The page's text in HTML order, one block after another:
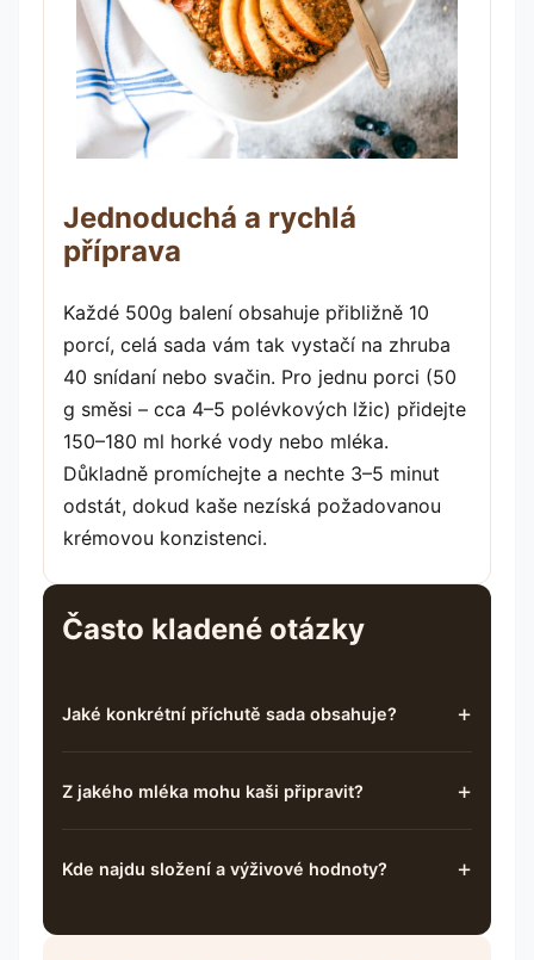
Jednoduchá a rychlá
příprava
Každé 500g balení obsahuje přibližně 10
porcí, celá sada vám tak vystačí na zhruba
40 snídaní nebo svačin. Pro jednu porci (50
g směsi – cca 4–5 polévkových lžic) přidejte
150–180 ml horké vody nebo mléka.
Důkladně promíchejte a nechte 3–5 minut
odstát, dokud kaše nezíská požadovanou
krémovou konzistenci.
Často kladené otázky
Jaké konkrétní příchutě sada obsahuje?
Z jakého mléka mohu kaši připravit?
Kde najdu složení a výživové hodnoty?